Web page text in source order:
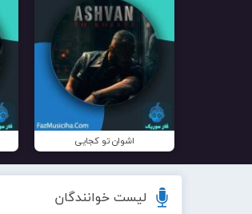
اشوان تو کجایی
لیست خوانندگان